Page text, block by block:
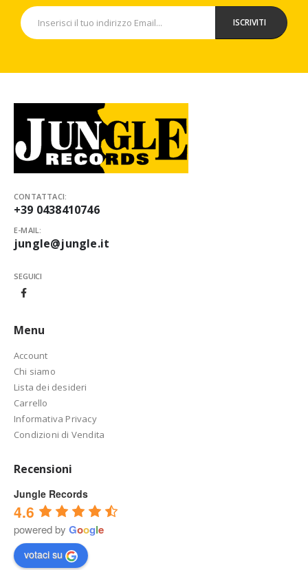
CONTATTACI:
+39 0438410746
E-MAIL:
jungle@jungle.it
SEGUICI
Menu
Account
Chi siamo
Lista dei desideri
Carrello
Informativa Privacy
Condizioni di Vendita
Recensioni
Jungle Records
4.6
powered by Google
votaci su